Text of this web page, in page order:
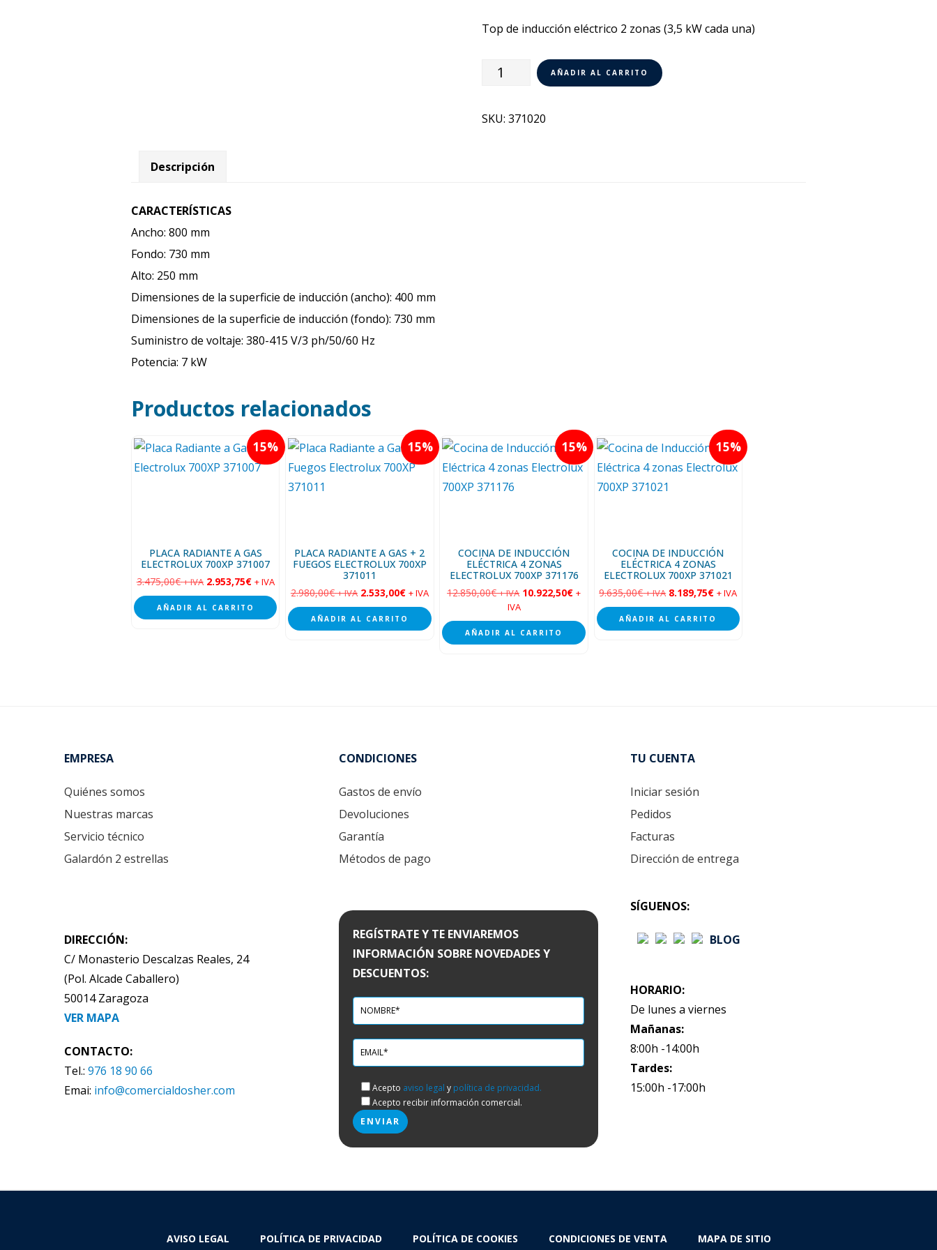
Top de inducción eléctrico 2 zonas (3,5 kW cada una)
Cocina
Eléctrica
AÑADIR AL CARRITO
SKU:371020
Descripción
CARACTERÍSTICAS
Ancho: 800 mm
Fondo: 730 mm
Alto: 250 mm
Dimensiones de la superficie de inducción (ancho): 400 mm
Dimensiones de la superficie de inducción (fondo): 730 mm
Suministro de voltaje: 380-415 V/3 ph/50/60 Hz
Potencia: 7 kW
Productos relacionados
15
PLACA RADIANTE A GAS
ELECTROLUX 700XP 371007
3.475,00€ + IVA 2.953,75€ + IVA
AÑADIR AL CARRITO
15
PLACA RADIANTE A GAS + 2
FUEGOS ELECTROLUX 700XP
371011
2.980,00€ + IVA 2.533,00€ + IVA
AÑADIR AL CARRITO
15
COCINA DE INDUCCIÓN
ELÉCTRICA 4 ZONAS
ELECTROLUX 700XP 371176
12.850,00€ + IVA 10.922,50€ +
IVA
AÑADIR AL CARRITO
15
COCINA DE INDUCCIÓN
ELÉCTRICA 4 ZONAS
ELECTROLUX 700XP 371021
9.635,00€ + IVA 8.189,75€ + IVA
AÑADIR AL CARRITO
EMPRESA
Quiénes somos
Nuestras marcas
Servicio técnico
Galardón 2 estrellas
DIRECCIÓN:
C/ Monasterio Descalzas Reales, 24
(Pol. Alcade Caballero)
50014 Zaragoza
VER MAPA
CONTACTO:
Tel.: 976 18 90 66
Emai: info@comercialdosher.com
CONDICIONES
Gastos de envío
Devoluciones
Garantía
Métodos de pago
REGÍSTRATE Y TE ENVIAREMOS
INFORMACIÓN SOBRE NOVEDADES Y
DESCUENTOS:
Acepto aviso legal y política de privacidad.
Acepto recibir información comercial.
TU CUENTA
Iniciar sesión
Pedidos
Facturas
Dirección de entrega
SÍGUENOS:
BLOG
HORARIO:
De lunes a viernes
Mañanas:
8:00h -14:00h
Tardes:
15:00h -17:00h
AVISO LEGAL POLÍTICA DE PRIVACIDAD POLÍTICA DE COOKIES CONDICIONES DE VENTA MAPA DE SITIO